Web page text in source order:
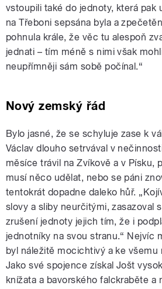
vstoupili také do jednoty, která pak
na Třeboni sepsána byla a
pohnula krále, že věc tu alespoň
jednati – tím méně s nimi však
neupřímněji sám sobě počínal.“
Nový zemský řád
Bylo jasné, že se schyluje zase k
Václav dlouho setrvával v
měsíce trávil na Zvíkově a v Písku,
musí něco udělat, nebo se páni
tentokrát dopadne daleko hůř.
slovy a sliby neurčitými, zasazoval
zrušení jednoty jejich tím, že i
jednotníky na svou stranu.“ Nejvíc
byl náležitě mocichtivý a ke
Jako své spojence získal Jošt
knížata a bavorského falckraběte a